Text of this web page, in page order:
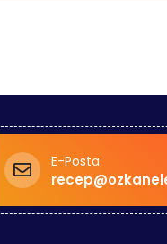
E-Posta